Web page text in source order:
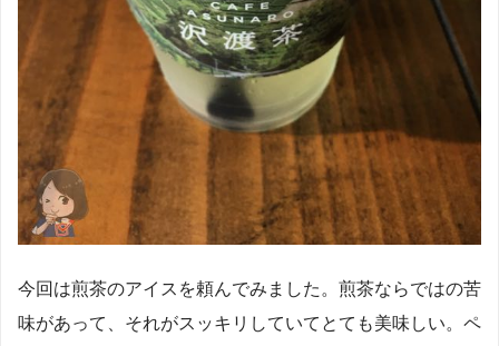
今回は煎茶のアイスを頼んでみました。煎茶ならではの苦
味があって、それがスッキリしていてとても美味しい。ペ